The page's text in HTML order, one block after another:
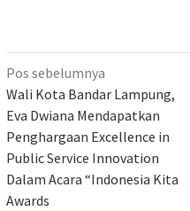
Navigasi
pos
Pos sebelumnya
Wali Kota Bandar Lampung,
Eva Dwiana Mendapatkan
Penghargaan Excellence in
Public Service Innovation
Dalam Acara “Indonesia Kita
Awards